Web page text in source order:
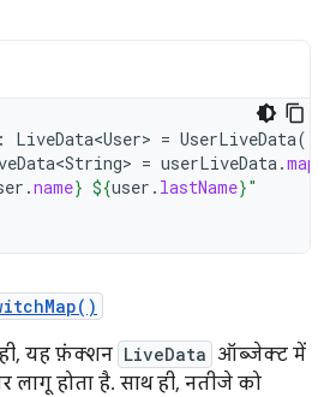
: LiveData<User> = UserLiveData()
= userLiveData.map
.name} ${user . lastName}"
यह फ़ंक्शन LiveData ऑब्जेक्ट में
लागू होता है. साथ ही, नतीजे को